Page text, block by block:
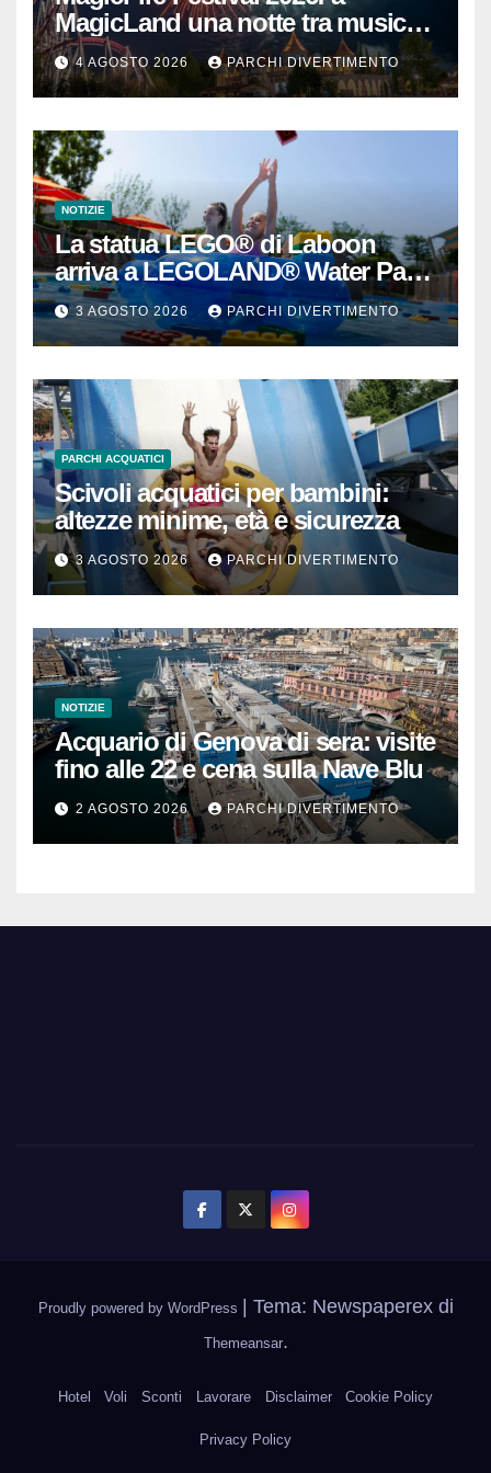
MagicLand una notte tra musica,
fuochi d’artificio e attrazioni
4 AGOSTO 2026 PARCHI DIVERTIMENTO
NOTIZIE
La statua LEGO® di Laboon
arriva a LEGOLAND® Water Park
Gardaland
3 AGOSTO 2026 PARCHI DIVERTIMENTO
PARCHI ACQUATICI
Scivoli acquatici per bambini:
altezze minime, età e sicurezza
3 AGOSTO 2026 PARCHI DIVERTIMENTO
NOTIZIE
Acquario di Genova di sera: visite
fino alle 22 e cena sulla Nave Blu
2 AGOSTO 2026 PARCHI DIVERTIMENTO
Proudly powered by WordPress | Tema: Newspaperex di
Themeansar.
Hotel Voli Sconti Lavorare Disclaimer Cookie Policy
Privacy Policy